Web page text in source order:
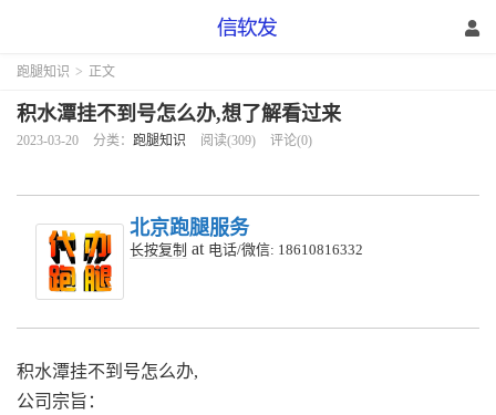
跑腿知识 > 正文
积水潭挂不到号怎么办,想了解看过来
2023-03-20 分类： 跑腿知识 阅读(309) 评论(0)
北京跑腿服务
长按复制 at 电话/微信: 18610816332
积水潭挂不到号怎么办,
公司宗旨：